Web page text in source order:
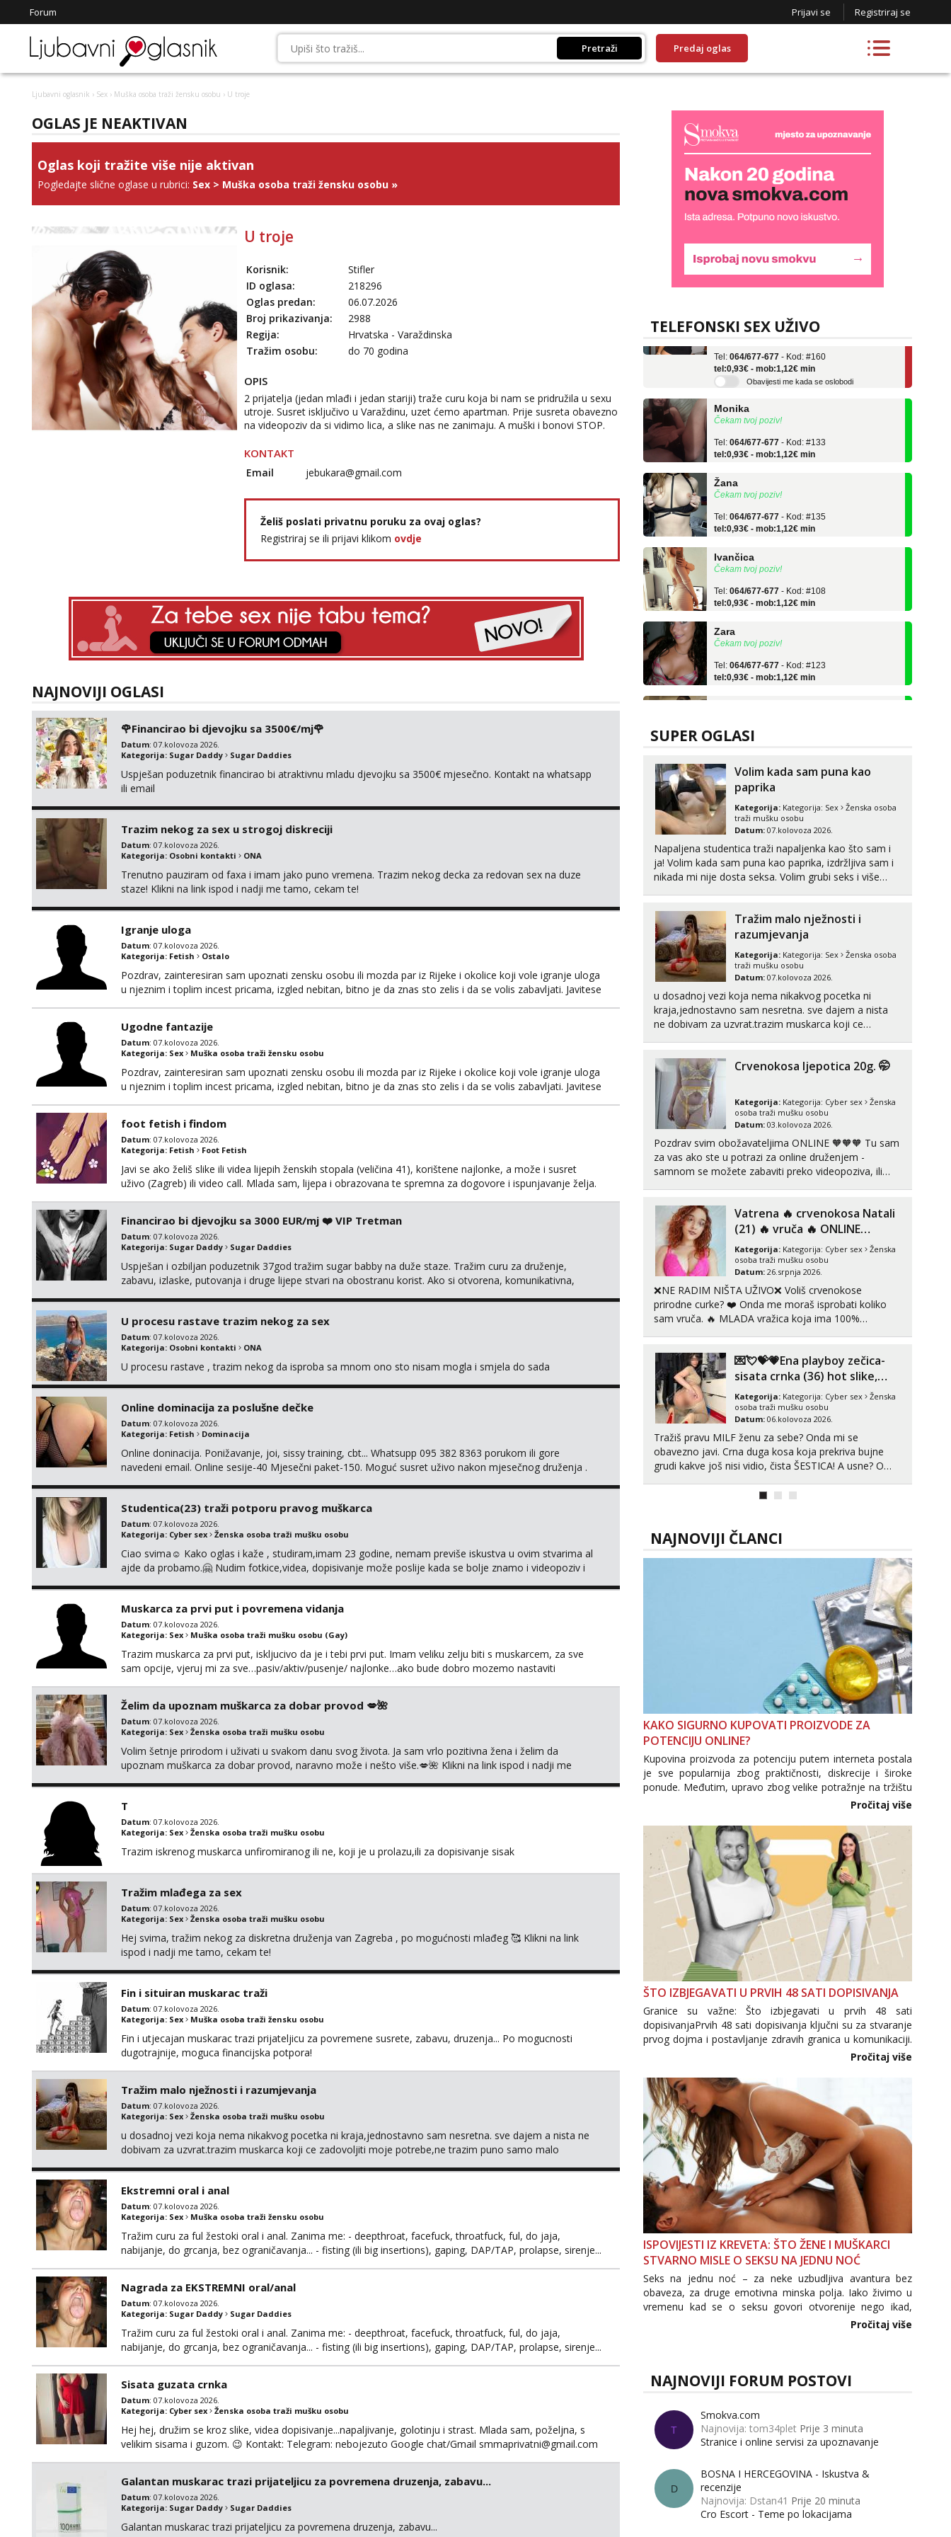
Forum Prijavi se Registriraj se
Pretraži Predaj oglas
Ljubavni oglasnik › Sex › Muška osoba traži žensku osobu › U troje
OGLAS JE NEAKTIVAN
Oglas koji tražite više nije aktivan
Pogledajte slične oglase u rubrici: Sex > Muška osoba traži žensku osobu »
U troje
Korisnik:
Stifler
ID oglasa:
218296
Oglas predan:
06.07.2026
Broj prikazivanja:
2988
Regija:
Hrvatska - Varaždinska
Tražim osobu:
do 70 godina
OPIS
2 prijatelja (jedan mlađi i jedan stariji) traže curu koja bi nam se pridružila u sexu
utroje. Susret isključivo u Varaždinu, uzet ćemo apartman. Prije susreta obavezno
na videopoziv da si vidimo lica, a slike nas ne zanimaju. A muški i bonovi STOP.
KONTAKT
Email jebukara@gmail.com
Želiš poslati privatnu poruku za ovaj oglas?
Registriraj se ili prijavi klikom ovdje
NAJNOVIJI OGLASI
🌹Financirao bi djevojku sa 3500€/mj🌹
Datum: 07.kolovoza 2026.
Kategorija: Sugar Daddy Sugar Daddies
Uspješan poduzetnik financirao bi atraktivnu mladu djevojku sa 3500€ mjesečno. Kontakt na whatsapp
ili email
Trazim nekog za sex u strogoj diskreciji
Datum: 07.kolovoza 2026.
Kategorija: Osobni kontakti ONA
Trenutno pauziram od faxa i imam jako puno vremena. Trazim nekog decka za redovan sex na duze
staze! Klikni na link ispod i nadji me tamo, cekam te!
Igranje uloga
Datum: 07.kolovoza 2026.
Kategorija: Fetish Ostalo
Pozdrav, zainteresiran sam upoznati zensku osobu ili mozda par iz Rijeke i okolice koji vole igranje uloga
u njeznim i toplim incest pricama, izgled nebitan, bitno je da znas sto zelis i da se volis zabavljati. Javitese
Ugodne fantazije
Datum: 07.kolovoza 2026.
Kategorija: Sex Muška osoba traži žensku osobu
Pozdrav, zainteresiran sam upoznati zensku osobu ili mozda par iz Rijeke i okolice koji vole igranje uloga
u njeznim i toplim incest pricama, izgled nebitan, bitno je da znas sto zelis i da se volis zabavljati. Javitese
foot fetish i findom
Datum: 07.kolovoza 2026.
Kategorija: Fetish Foot Fetish
Javi se ako želiš slike ili videa lijepih ženskih stopala (veličina 41), korištene najlonke, a može i susret
uživo (Zagreb) ili video call. Mlada sam, lijepa i obrazovana te spremna za dogovore i ispunjavanje želja.
Financirao bi djevojku sa 3000 EUR/mj ❤️ VIP Tretman
Datum: 07.kolovoza 2026.
Kategorija: Sugar Daddy Sugar Daddies
Uspješan i ozbiljan poduzetnik 37god tražim sugar babby na duže staze. Tražim curu za druženje,
zabavu, izlaske, putovanja i druge lijepe stvari na obostranu korist. Ako si otvorena, komunikativna,
U procesu rastave trazim nekog za sex
Datum: 07.kolovoza 2026.
Kategorija: Osobni kontakti ONA
U procesu rastave , trazim nekog da isproba sa mnom ono sto nisam mogla i smjela do sada
Online dominacija za poslušne dečke
Datum: 07.kolovoza 2026.
Kategorija: Fetish Dominacija
Online doninacija. Ponižavanje, joi, sissy training, cbt... Whatsupp 095 382 8363 porukom ili gore
navedeni email. Online sesije-40 Mjesečni paket-150. Moguć susret uživo nakon mjesečnog druženja .
Studentica(23) traži potporu pravog muškarca
Datum: 07.kolovoza 2026.
Kategorija: Cyber sex Ženska osoba traži mušku osobu
Ciao svima☺️ Kako oglas i kaže , studiram,imam 23 godine, nemam previše iskustva u ovim stvarima al
ajde da probamo.🤗 Nudim fotkice,videa, dopisivanje može poslije kada se bolje znamo i videopoziv i
Muskarca za prvi put i povremena vidanja
Datum: 07.kolovoza 2026.
Kategorija: Sex Muška osoba traži mušku osobu (Gay)
Trazim muskarca za prvi put, iskljucivo da je i tebi prvi put. Imam veliku zelju biti s muskarcem, za sve
sam opcije, vjeruj mi za sve…pasiv/aktiv/pusenje/ najlonke…ako bude dobro mozemo nastaviti
110kg. Ozenjen, uz dogovor o lokaciji i vremenu ja rjesavam apartman/hotel. Odgovara mi cijela
kontinentalna...
Želim da upoznam muškarca za dobar provod 💋🌺
Datum: 07.kolovoza 2026.
Kategorija: Sex Ženska osoba traži mušku osobu
Volim šetnje prirodom i uživati u svakom danu svog života. Ja sam vrlo pozitivna žena i želim da
upoznam muškarca za dobar provod, naravno može i nešto više.💋🌺 Klikni na link ispod i nadji me
T
Datum: 07.kolovoza 2026.
Kategorija: Sex Ženska osoba traži mušku osobu
Trazim iskrenog muskarca unfiromiranog ili ne, koji je u prolazu,ili za dopisivanje sisak
Tražim mlađega za sex
Datum: 07.kolovoza 2026.
Kategorija: Sex Ženska osoba traži mušku osobu
Hej svima, tražim nekog za diskretna druženja van Zagreba , po mogućnosti mlađeg 🥰 Klikni na link
ispod i nadji me tamo, cekam te!
Fin i situiran muskarac traži
Datum: 07.kolovoza 2026.
Kategorija: Sex Muška osoba traži žensku osobu
Fin i utjecajan muskarac trazi prijateljicu za povremene susrete, zabavu, druzenja... Po mogucnosti
dugotrajnije, moguca financijska potpora!
Tražim malo nježnosti i razumjevanja
Datum: 07.kolovoza 2026.
Kategorija: Sex Ženska osoba traži mušku osobu
u dosadnoj vezi koja nema nikakvog pocetka ni kraja,jednostavno sam nesretna. sve dajem a nista ne
dobivam za uzvrat.trazim muskarca koji ce zadovoljiti moje potrebe,ne trazim puno samo malo
Ekstremni oral i anal
Datum: 07.kolovoza 2026.
Kategorija: Sex Muška osoba traži žensku osobu
Tražim curu za ful žestoki oral i anal. Zanima me: - deepthroat, facefuck, throatfuck, ful, do jaja,
nabijanje, do grcanja, bez ograničavanja... - fisting (ili big insertions), gaping, DAP/TAP, prolapse, sirenje...
Nagrada za EKSTREMNI oral/anal
Datum: 07.kolovoza 2026.
Kategorija: Sugar Daddy Sugar Daddies
Tražim curu za ful žestoki oral i anal. Zanima me: - deepthroat, facefuck, throatfuck, ful, do jaja,
nabijanje, do grcanja, bez ograničavanja... - fisting (ili big insertions), gaping, DAP/TAP, prolapse, sirenje...
Sisata guzata crnka
Datum: 07.kolovoza 2026.
Kategorija: Cyber sex Ženska osoba traži mušku osobu
Hej hej, družim se kroz slike, videa dopisivanje...napaljivanje, golotinju i strast. Mlada sam, poželjna, s
velikim sisama i guzom. 😉 Kontakt: Telegram: nebojezuto Google chat/Gmail smmaprivatni@gmail.com
Galantan muskarac trazi prijateljicu za povremena druzenja, zabavu...
Datum: 07.kolovoza 2026.
Kategorija: Sugar Daddy Sugar Daddies
Galantan muskarac trazi prijateljicu za povremena druzenja, zabavu...
TELEFONSKI SEX UŽIVO
Kristina
Učiteljica iz predgrađa traži...
tel:0,93€ - mob:1,12€ min
Obavijesti me kada se oslobodi
Čekam tvoj poziv!
tel:0,93€ - mob:1,12€ min
Čekam tvoj poziv!
tel:0,93€ - mob:1,12€ min
Čekam tvoj poziv!
tel:0,93€ - mob:1,12€ min
Čekam tvoj poziv!
tel:0,93€ - mob:1,12€ min
tel:0,93€ - mob:1,12€ min
Kristina
Razgovaram :)
Učiteljica iz predgrađa traži...
Tel: 064/677-677 - Kod: #160
tel:0,93€ - mob:1,12€ min
Obavijesti me kada se oslobodi
Monika
tel:0,93€ - mob:1,12€ min
Žana
Čekam tvoj poziv!
Tel: 064/677-677- Kod: #135
tel:0,93€ - mob:1,12€ min
Ivančica
Tel:
tel:0,93€ - mob:1,12€ min
Zara
Čekam tvoj poziv!
Tel: 064/677-677- Kod: #123
tel:0,93€ - mob:1,12€ min
Anđela
Tel:
tel:0,93€ - mob:1,12€ min
SUPER OGLASI
Volim kada sam puna kao
paprika
Kategorija: Kategorija: Sex
Ženska osoba
traži mušku osobu
Datum: 07.kolovoza 2026.
Napaljena studentica traži napaljenka kao što sam i
ja! Volim kada sam puna kao paprika, izdržljiva sam i
nikada mi nije dosta seksa. Volim grubi seks i više
cekam te!
Tražim malo nježnosti i
razumjevanja
Kategorija: Kategorija: Sex
Ženska osoba
traži mušku osobu
Datum: 07.kolovoza 2026.
u dosadnoj vezi koja nema nikakvog pocetka ni
kraja,jednostavno sam nesretna. sve dajem a nista
ne dobivam za uzvrat.trazim muskarca koji ce
poljupce po tijelu koji me jako pale,obozavam kad
muskar...
Crvenokosa ljepotica 20g. 🤭
Kategorija: Kategorija: Cyber sex
Ženska
osoba traži mušku osobu
Datum: 03.kolovoza 2026.
Pozdrav svim obožavateljima ONLINE 🧡🧡🧡 Tu sam
za vas ako ste u potrazi za online druženjem -
samnom se možete zabaviti preko videopoziva, ili
tipkanja uz slike i hot line pozive. Za vas sam
pripremila ...
Vatrena ‎️‍🔥 crvenokosa Natali
(21) ‎️‍🔥 vruča‎ ️‍🔥 ONLINE
ZABAVA
Kategorija: Kategorija: Cyber sex
Ženska
osoba traži mušku osobu
Datum: 26.srpnja 2026.
❌NE RADIM NIŠTA UŽIVO❌ Voliš crvenokose
prirodne curke? ❤️ Onda me moraš isprobati koliko
sam vruča.‎ ️‍🔥 MLADA vražica koja ima 100%
možeš pranaći nešto po svojoj mjeri. Sexi videa s
kolegica...
💌💘💝💗Ena playboy zečica-
sisata crnka (36) hot slike,
videa i c2c💗
Kategorija: Kategorija: Cyber sex
Ženska
osoba traži mušku osobu
Datum: 06.kolovoza 2026.
Tražiš pravu MILF ženu za sebe? Onda mi se
obavezno javi. Crna duga kosa koja prekriva bujne
grudi kakve još nisi vidio, čista ŠESTICA! A usne? O
će ti se urezati u pamćenje, jer vjeruj mi, takve još
NAJNOVIJI ČLANCI
KAKO SIGURNO KUPOVATI PROIZVODE ZA
POTENCIJU ONLINE?
Kupovina proizvoda za potenciju putem interneta postala
je sve popularnija zbog praktičnosti, diskrecije i široke
ponude. Međutim, upravo zbog velike potražnje na tržištu
se pojavljuju i brojni krivotvoreni proizvodi, nepouzdane
internetske trgovine te proizvodi nepoznatog podrijetla. ...
Pročitaj više
ŠTO IZBJEGAVATI U PRVIH 48 SATI DOPISIVANJA
Granice su važne: Što izbjegavati u prvih 48 sati
dopisivanjaPrvih 48 sati dopisivanja ključni su za stvaranje
prvog dojma i postavljanje zdravih granica u komunikaciji.
Važno je izbjeći prebrzo otkrivanje osobnih ili intimnih
informacija, jer nepoznata osoba još nije zaslužila to
povjerenje. Takođe...
Pročitaj više
ISPOVIJESTI IZ KREVETA: ŠTO ŽENE I MUŠKARCI
STVARNO MISLE O SEKSU NA JEDNU NOĆ
Seks na jednu noć – za neke uzbudljiva avantura bez
obaveza, za druge emotivna minska polja. Iako živimo u
vremenu kad se o seksu govori otvorenije nego ikad,
tema „jedne noći strasti“ i dalje izaziva burne rasprave. Što
Pročitaj više
NAJNOVIJI FORUM POSTOVI
T
Smokva.com
Najnovija: tom34plet Prije 3 minuta
Stranice i online servisi za upoznavanje
D
BOSNA I HERCEGOVINA - Iskustva &
recenzije
Najnovija: Dstan41 Prije 20 minuta
Cro Escort - Teme po lokacijama